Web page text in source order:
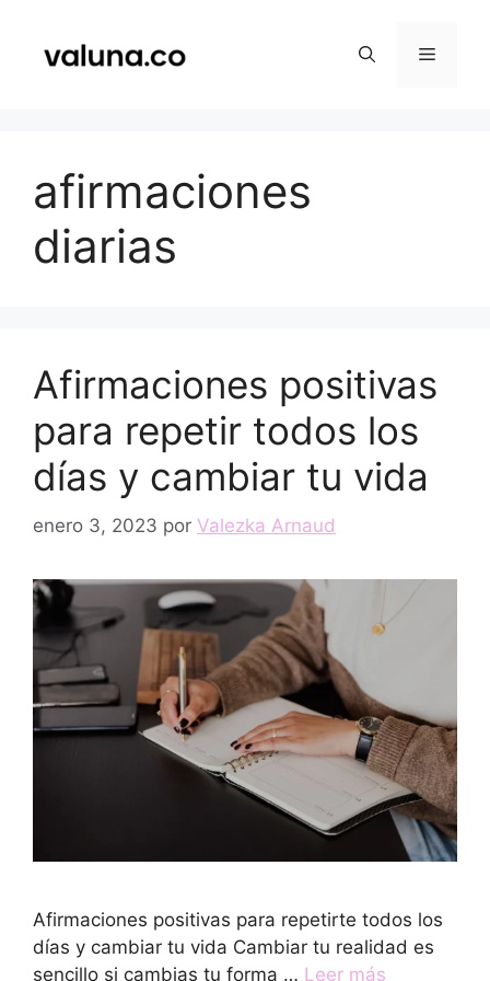
contenido
Menú
afirmaciones
diarias
Afirmaciones positivas
para repetir todos los
días y cambiar tu vida
enero 3, 2023 por Valezka Arnaud
Afirmaciones positivas para repetirte todos los
días y cambiar tu vida Cambiar tu realidad es
sencillo si cambias tu forma … Leer más